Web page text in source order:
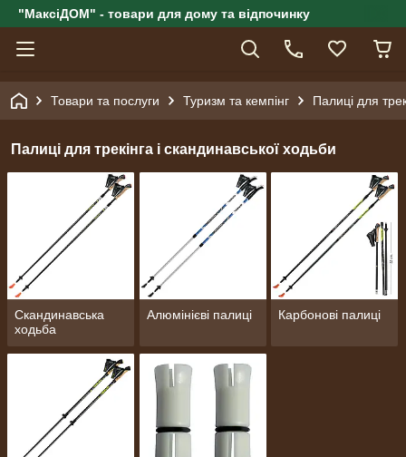
"МаксіДОМ" - товари для дому та відпочинку
Товари та послуги Туризм та кемпінг Палиці для
Палиці для трекінга і скандинавської ходьби
Скандинавська
ходьба
Алюмінієві палиці Карбонові палиці